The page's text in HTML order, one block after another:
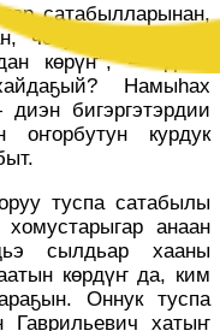
сатабылларынан,
чочуга оҕустаран,
көрүҥ”, — диэн
Намыһах
бигэргэтэрдии
оҥорбутун курдук
туспа сатабылы
анаан
сылдьар хааны
көрдүҥ да, ким
Оннук туспа
Гаврильевич хатыҥ